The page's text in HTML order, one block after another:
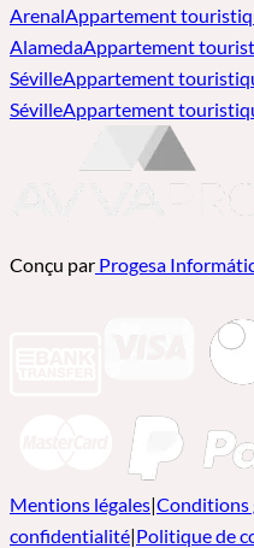
ArenalAppartement
AlamedaAppartement
SévilleAppartement
SévilleAppartement
Conçu par Progesa
Mentions légales|Conditions
confidentialité|Politique de